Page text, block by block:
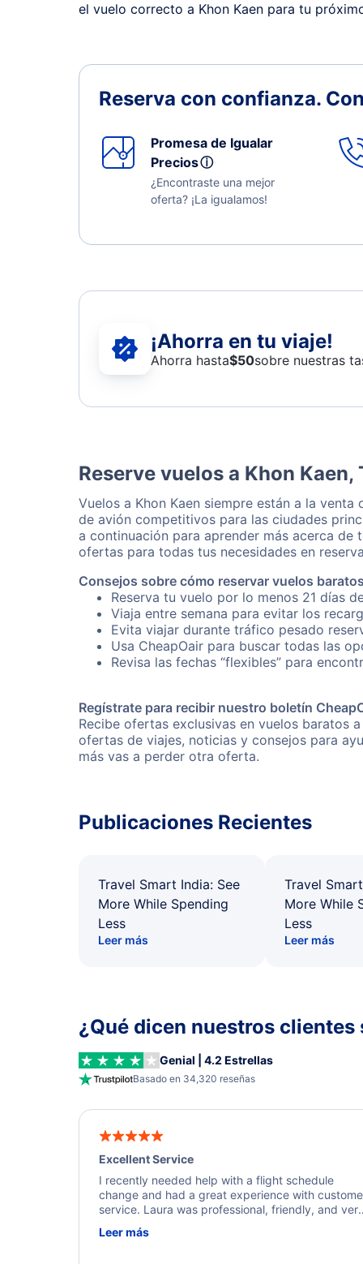
el vuelo correcto a Khon Kaen para tu
Reserva con confianza.
Promesa de Igualar
Preciosⓘ
¿Encontraste una mejor
oferta? ¡La igualamos!
¡Ahorra en tu viaje!
Ahorra hasta$50sobre nuestras
Reserve vuelos a Khon Kaen,
Vuelos a Khon Kaen siempre están a la
de avión competitivos para las ciudades
a continuación para aprender más acerca
ofertas para todas tus necesidades en
Consejos sobre cómo reservar vuelos
Reserva tu vuelo por lo menos 21 días
Viaja entre semana para evitar los
Evita viajar durante tráfico pesado
Usa CheapOair para buscar todas las
Revisa las fechas “flexibles” para
Regístrate para recibir nuestro boletín
Recibe ofertas exclusivas en vuelos baratos
ofertas de viajes, noticias y consejos para
más vas a perder otra oferta.
Publicaciones Recientes
Travel Smart India: See
More While Spending
Less
Leer más
Travel
More While
Less
Leer más
¿Qué dicen nuestros
Genial | 4.2 Estrellas
Basado en 34,320 reseñas
Excellent Service
I recently needed help with a flight schedule
change and had a great experience with
service. Laura was professional, friendly, and very
a solution and kept me informed of the next steps.
Leer más